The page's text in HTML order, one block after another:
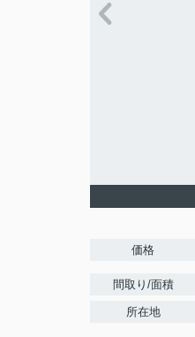
価格
間取り/面積
所在地